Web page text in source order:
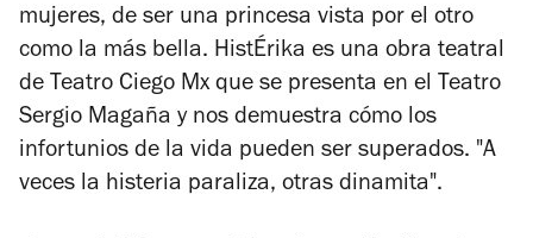
mujeres, de ser una princesa vista por el otro
como la más bella. HistÉrika es una obra teatral
de Teatro Ciego Mx que se presenta en el Teatro
Sergio Magaña y nos demuestra cómo los
infortunios de la vida pueden ser superados. "A
veces la histeria paraliza, otras dinamita".